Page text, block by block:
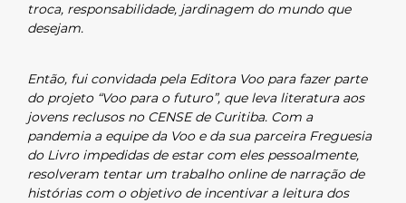
troca, responsabilidade, jardinagem do mundo que
desejam.
Então, fui convidada pela Editora Voo para fazer parte
do projeto “Voo para o futuro”, que leva literatura aos
jovens reclusos no CENSE de Curitiba. Com a
pandemia a equipe da Voo e da sua parceira Freguesia
do Livro impedidas de estar com eles pessoalmente,
resolveram tentar um trabalho online de narração de
histórias com o objetivo de incentivar a leitura dos